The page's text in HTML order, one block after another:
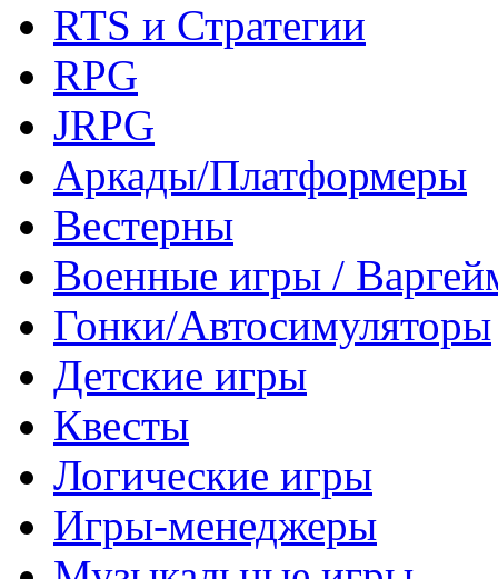
RTS и Стратегии
RPG
JRPG
Аркады/Платформеры
Вестерны
Военные игры /
Гонки/Автосимуляторы
Детские игры
Квесты
Логические игры
Игры-менеджеры